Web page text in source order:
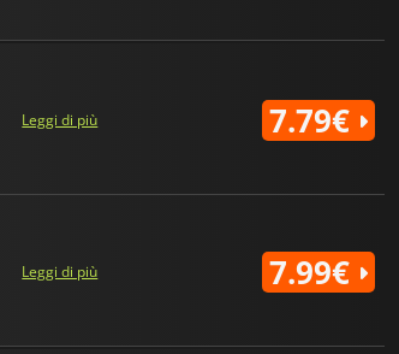
Leggi di più 7.79€
Leggi di più 7.99€